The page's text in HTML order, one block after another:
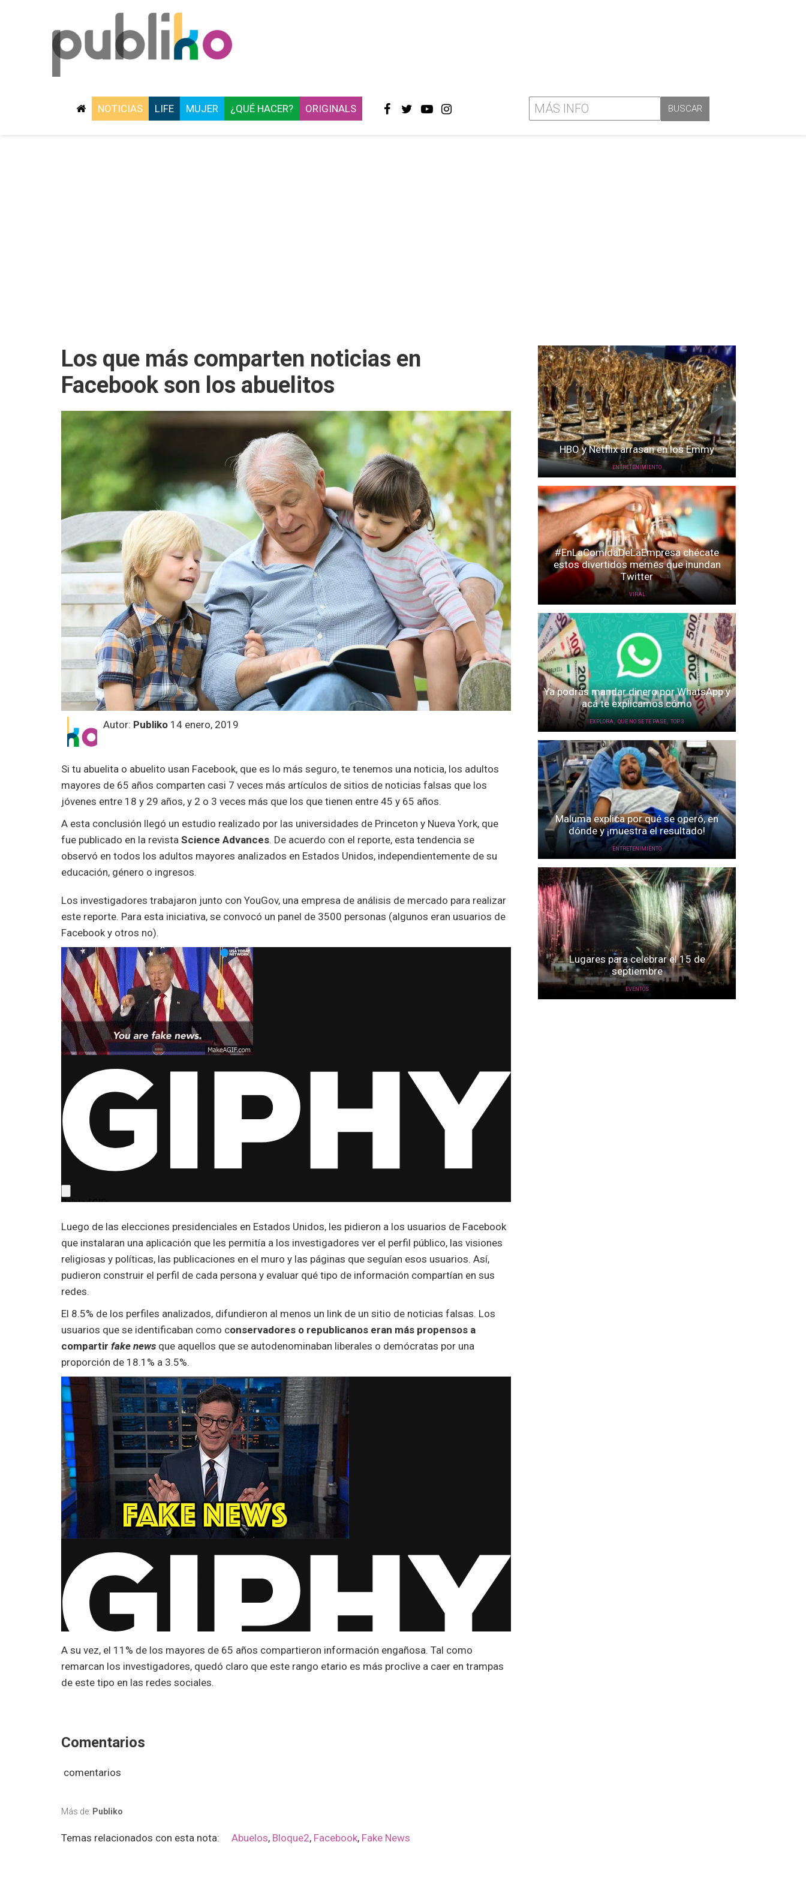
NOTICIAS LIFE MUJER ¿QUÉ HACER? ORIGINALS
Los que más comparten noticias en
Facebook son los abuelitos
Autor: Publiko 14 enero, 2019
Si tu abuelita o abuelito usan Facebook, que es lo más seguro, te tenemos una noticia, los adultos
mayores de 65 años comparten casi 7 veces más artículos de sitios de noticias falsas que los
jóvenes entre 18 y 29 años, y 2 o 3 veces más que los que tienen entre 45 y 65 años.
A esta conclusión llegó un estudio realizado por las universidades de Princeton y Nueva York, que
fue publicado en la revista Science Advances. De acuerdo con el reporte, esta tendencia se
observó en todos los adultos mayores analizados en Estados Unidos, independientemente de su
educación, género o ingresos.
Los investigadores trabajaron junto con YouGov, una empresa de análisis de mercado para realizar
este reporte. Para esta iniciativa, se convocó un panel de 3500 personas (algunos eran usuarios de
Facebook y otros no).
Luego de las elecciones presidenciales en Estados Unidos, les pidieron a los usuarios de Facebook
que instalaran una aplicación que les permitía a los investigadores ver el perfil público, las visiones
religiosas y políticas, las publicaciones en el muro y las páginas que seguían esos usuarios. Así,
pudieron construir el perfil de cada persona y evaluar qué tipo de información compartían en sus
redes.
El 8.5% de los perfiles analizados, difundieron al menos un link de un sitio de noticias falsas. Los
usuarios que se identificaban como conservadores o republicanos eran más propensos a
compartir fake news que aquellos que se autodenominaban liberales o demócratas por una
proporción de 18.1% a 3.5%.
A su vez, el 11% de los mayores de 65 años compartieron información engañosa. Tal como
remarcan los investigadores, quedó claro que este rango etario es más proclive a caer en trampas
de este tipo en las redes sociales.
Comentarios
comentarios
Más de: Publiko
Temas relacionados con esta nota: Abuelos, Bloque2, Facebook, Fake News
HBO y Netflix arrasan en los Emmy
ENTRETENIMIENTO
#EnLaComidaDeLaEmpresa chécate
estos divertidos memes que inundan
Twitter
VIRAL
Ya podrás mandar dinero por WhatsApp y
acá te explicamos cómo
EXPLORA, QUE NO SE TE PASE, TOP 3
Maluma explica por qué se operó, en
dónde y ¡muestra el resultado!
ENTRETENIMIENTO
Lugares para celebrar el 15 de
septiembre
EVENTOS